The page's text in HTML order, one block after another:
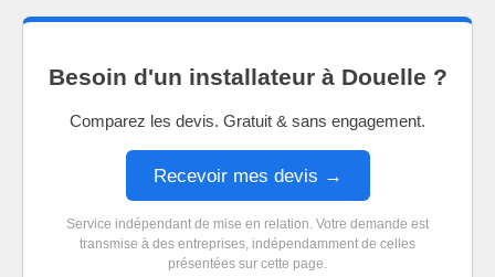
Besoin d'un installateur à Douelle ?
Comparez les devis. Gratuit & sans engagement.
Recevoir mes devis →
Service indépendant de mise en relation. Votre demande est
transmise à des entreprises, indépendamment de celles
présentées sur cette page.